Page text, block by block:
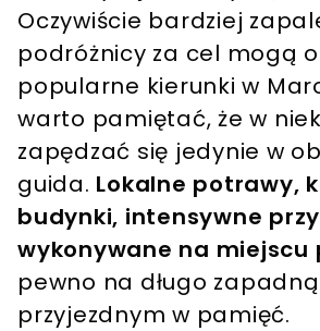
Oczywiście bardziej
podróżnicy za cel mogą
popularne kierunki w
warto pamiętać, że w
zapędzać się jedynie w
guida. Lokalne potrawy,
budynki, intensywne
wykonywane na miejscu
pewno na długo zapadną
przyjezdnym w pamięć.